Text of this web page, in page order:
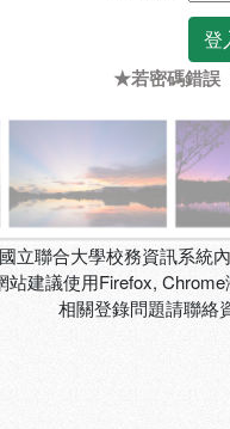
★若密碼錯誤
立聯合大學校務資訊系統
站建議使用Firefox,
相關登錄問題請聯絡